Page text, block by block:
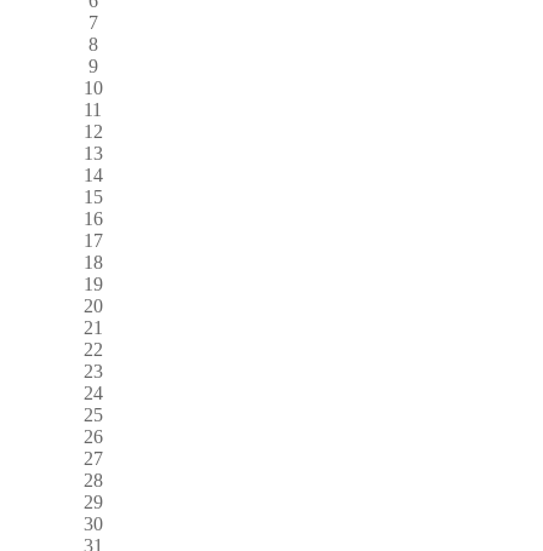
7
8
9
10
11
12
13
14
15
16
17
18
19
20
21
22
23
24
25
26
27
28
29
30
31